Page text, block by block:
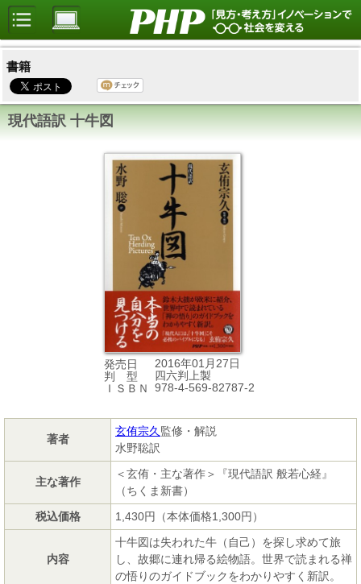
書籍
現代語訳 十牛図
発売日
2016年01月27日
判 型
四六判上製
ＩＳＢＮ
978-4-569-82787-2
著者
玄侑宗久監修・解説
水野聡訳
主な著作
＜玄侑・主な著作＞『現代語訳 般若心経』
（ちくま新書）
税込価格
1,430円（本体価格1,300円）
内容
十牛図は失われた牛（自己）を探し求めて旅
し、故郷に連れ帰る絵物語。世界で読まれる禅
の悟りのガイドブックをわかりやすく新訳。